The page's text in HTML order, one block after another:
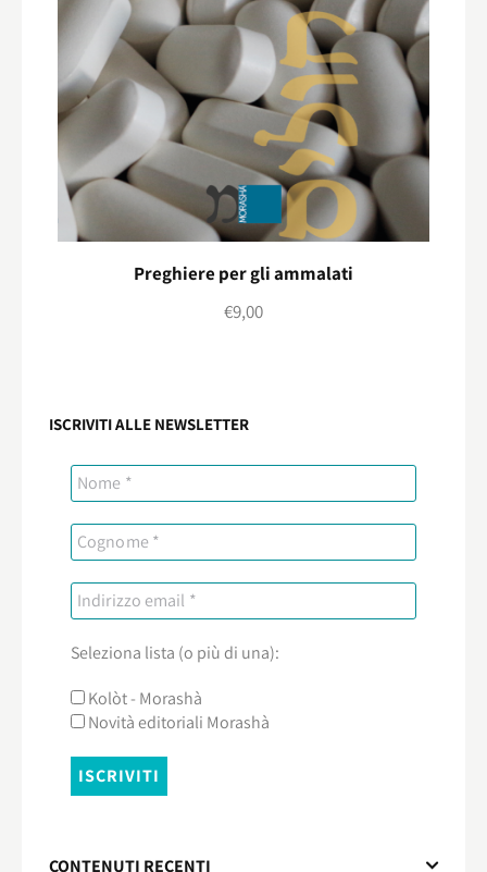
Preghiere per gli ammalati
€9,00
ISCRIVITI ALLE NEWSLETTER
Seleziona lista (o più di una):
Kolòt - Morashà
Novità editoriali Morashà
CONTENUTI RECENTI